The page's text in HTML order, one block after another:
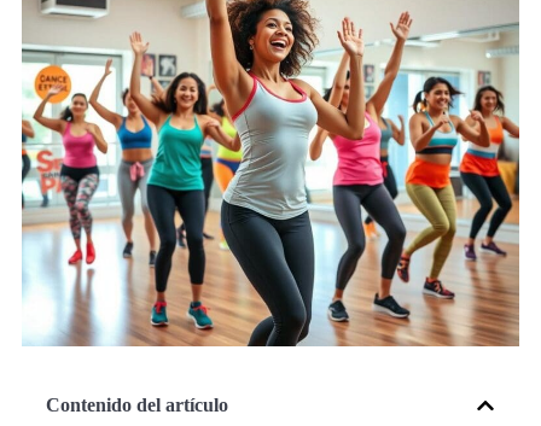
Contenido del artículo